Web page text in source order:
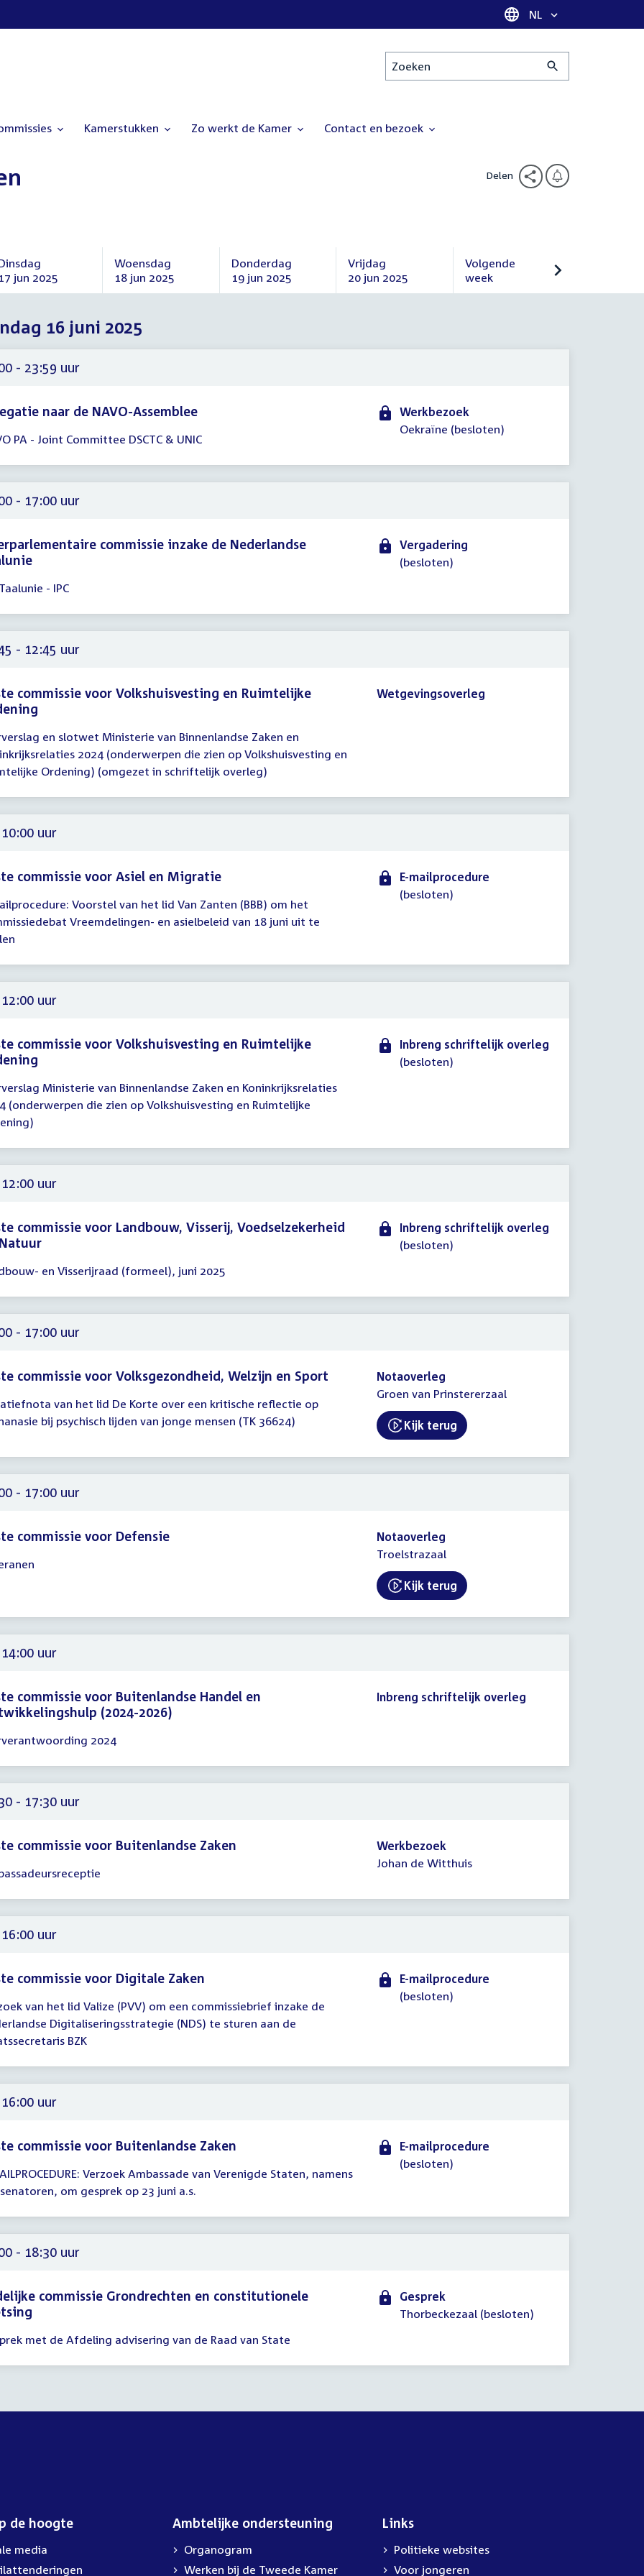
Taal selectie
NL
Zoeken
Kamerstukken Zo werkt de Kamer Contact en bezoek
Delen
17 jun 2025
juni
Woensdag
18 jun 2025
Woensdag
juni
2025
Donderdag
19 jun 2025
Donderdag
Vrijdag
20 jun 2025
Vrijdag
Volgende
week
Volgende
16 juni 2025
- 23:59 uur
naar de NAVO-Assemblee
PA - Joint Committee DSCTC & UNIC
Werkbezoek
Oekraïne (besloten)
- 17:00 uur
commissie inzake de Nederlandse
- IPC
Vergadering
(besloten)
- 12:45 uur
commissie voor Volkshuisvesting en Ruimtelijke
en slotwet Ministerie van Binnenlandse Zaken en
2024 (onderwerpen die zien op Volkshuisvesting en
Ordening) (omgezet in schriftelijk overleg)
Wetgevingsoverleg
uur
commissie voor Asiel en Migratie
Voorstel van het lid Van Zanten (BBB) om het
Vreemdelingen- en asielbeleid van 18 juni uit te
E-mailprocedure
(besloten)
uur
commissie voor Volkshuisvesting en Ruimtelijke
Ministerie van Binnenlandse Zaken en Koninkrijksrelaties
(onderwerpen die zien op Volkshuisvesting en Ruimtelijke
Inbreng schriftelijk overleg
(besloten)
uur
commissie voor Landbouw, Visserij, Voedselzekerheid
en Visserijraad (formeel), juni 2025
Inbreng schriftelijk overleg
(besloten)
- 17:00 uur
commissie voor Volksgezondheid, Welzijn en Sport
van het lid De Korte over een kritische reflectie op
bij psychisch lijden van jonge mensen (TK 36624)
Notaoverleg
Groen van Prinstererzaal
Kijk terug
- 17:00 uur
commissie voor Defensie
Notaoverleg
Troelstrazaal
Kijk terug
uur
commissie voor Buitenlandse Handel en
(2024-2026)
2024
Inbreng schriftelijk overleg
- 17:30 uur
commissie voor Buitenlandse Zaken
Werkbezoek
Johan de Witthuis
uur
commissie voor Digitale Zaken
van het lid Valize (PVV) om een commissiebrief inzake de
Digitaliseringsstrategie (NDS) te sturen aan de
BZK
E-mailprocedure
(besloten)
uur
commissie voor Buitenlandse Zaken
Verzoek Ambassade van Verenigde Staten, namens
om gesprek op 23 juni a.s.
E-mailprocedure
(besloten)
- 18:30 uur
commissie Grondrechten en constitutionele
met de Afdeling advisering van de Raad van State
Gesprek
Thorbeckezaal (besloten)
de hoogte
media
Ambtelijke ondersteuning
Organogram
Werken bij de Tweede Kamer
Links
Politieke websites
Voor jongeren